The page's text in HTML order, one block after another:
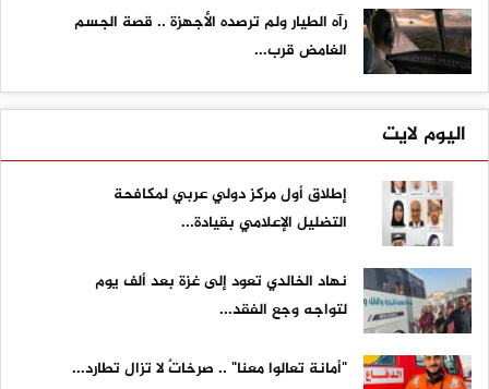
رآه الطيار ولم ترصده الأجهزة .. قصة الجسم
الغامض قرب...
اليوم لايت
إطلاق أول مركز دولي عربي لمكافحة
التضليل الإعلامي بقيادة...
نهاد الخالدي تعود إلى غزة بعد ألف يوم
لتواجه وجع الفقد...
"أمانة تعالوا معنا" .. صرخاتٌ لا تزال تطارد...